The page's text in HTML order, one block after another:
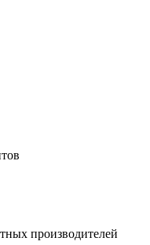
производителей